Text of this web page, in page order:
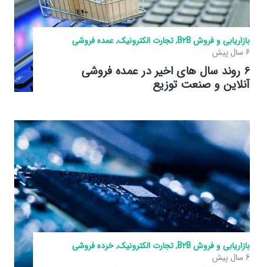
بازاریابی و فروش B2B ,تجارت الکترونیک,عمده فروشی
6 سال پیش
6 روند سال های اخیر در عمده فروشی
آنلاین و صنعت توزیع
بازاریابی و فروش B2B ,تجارت الکترونیک,خرده فروشی
6 سال پیش